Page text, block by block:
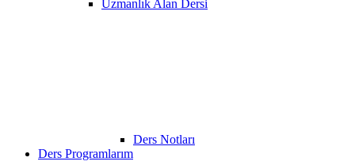
Uzmanlık Alan Dersi
Ders Notları
Ders Programlarım